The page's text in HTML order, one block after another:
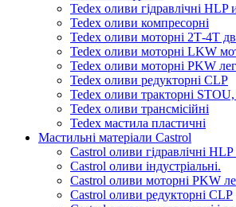
Tedex оливи гідравлічні
Tedex оливи компресорні
Tedex оливи моторні 2Т-4Т
Tedex оливи моторні LKW
Tedex оливи моторні PKW
Tedex оливи редукторні CLP
Tedex оливи тракторні
Tedex оливи трансмісійні
Tedex мастила пластичні
Мастильні матеріали Castrol
Castrol оливи гідравлічні
Castrol оливи індустріальні.
Castrol оливи моторні PKW
Castrol оливи редукторні CLP